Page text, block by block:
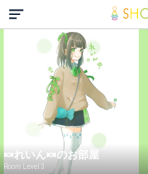
🍬れいん🍬のお部屋
Room Level 3